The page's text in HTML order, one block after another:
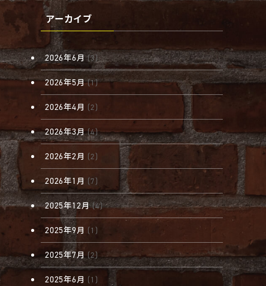
アーカイブ
2026年6月 (3)
2026年5月(1)
2026年4月 (2)
2026年3月(4)
2026年2月 (2)
2026年1月 (7)
2025年12月(4)
2025年9月 (1)
2025年7月 (2)
2025年6月 (1)